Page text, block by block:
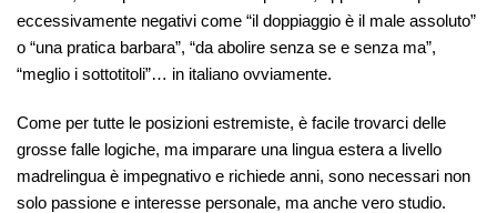
eccessivamente negativi come “il doppiaggio è il male assoluto”
o “una pratica barbara”, “da abolire senza se e senza ma”,
“meglio i sottotitoli”… in italiano ovviamente.
Come per tutte le posizioni estremiste, è facile trovarci delle
grosse falle logiche, ma imparare una lingua estera a livello
madrelingua è impegnativo e richiede anni, sono necessari non
solo passione e interesse personale, ma anche vero studio.